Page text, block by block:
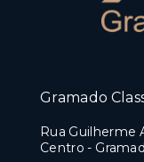
Gramado
Rua Guilherme
Centro -